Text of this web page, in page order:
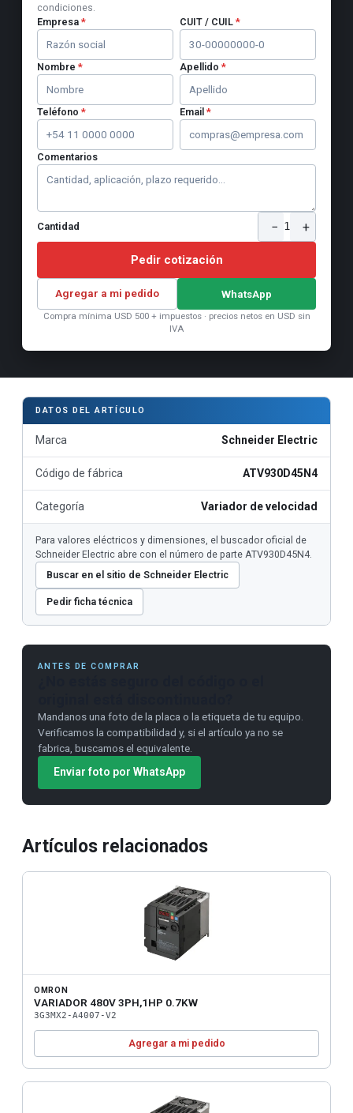
condiciones.
Empresa * CUIT / CUIL *
Nombre * Apellido *
Teléfono * Email *
Comentarios
Cantidad − 1 +
Pedir cotización
Agregar a mi pedido WhatsApp
Compra mínima USD 500 + impuestos · precios netos en USD sin
IVA
DATOS DEL ARTÍCULO
Marca Schneider Electric
Código de fábrica ATV930D45N4
Categoría Variador de velocidad
Para valores eléctricos y dimensiones, el buscador oficial de
Schneider Electric abre con el número de parte ATV930D45N4.
Buscar en el sitio de Schneider Electric
Pedir ficha técnica
ANTES DE COMPRAR
Mandanos una foto de la placa o la etiqueta de tu equipo.
Verificamos la compatibilidad y, si el artículo ya no se
fabrica, buscamos el equivalente.
Enviar foto por WhatsApp
Artículos relacionados
OMRON
VARIADOR 480V 3PH,1HP 0.7KW
3G3MX2-A4007-V2
Agregar a mi pedido